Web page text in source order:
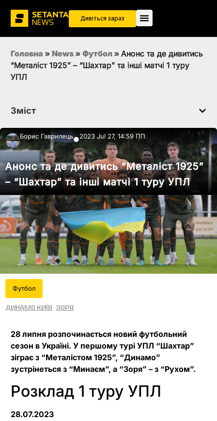
Дивіться зараз
Головна » News » Футбол » Анонс та де дивитись
“Металіст 1925” – “Шахтар” та інші матчі 1 туру
УПЛ
Зміст
Борис Гаврилець●2023 Jul 27, 14:59 ПП
Анонс та де дивитись “Металіст 1925”
– “Шахтар” та інші матчі 1 туру УПЛ
Футбол
Динамо Київ Зоря
28 липня розпочинається новий футбольний
сезон в Україні. У першому турі УПЛ “Шахтар”
зіграє з “Металістом 1925”, “Динамо”
зустрінеться з “Минаєм”, а “Зоря” – з “Рухом”.
Розклад 1 туру УПЛ
28.07.2023